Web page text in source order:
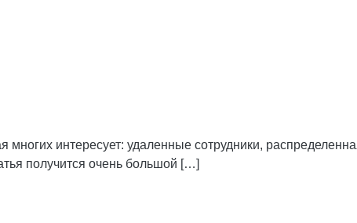
интересует: удаленные сотрудники,
получится очень большой […]